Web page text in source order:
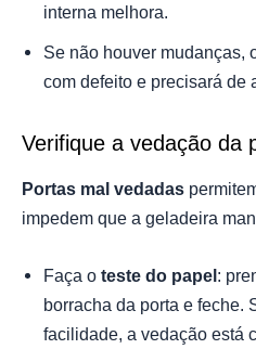
interna melhora.
Se não houver mudanças,
com defeito e precisará de
Verifique a vedação da
Portas mal vedadas
impedem que a geladeira
Faça o teste do papel:
borracha da porta e feche.
facilidade, a vedação está